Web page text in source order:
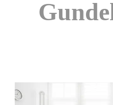
Zeige
grösseres